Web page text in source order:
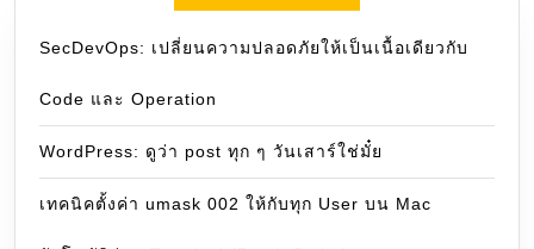
SecDevOps: เปลี่ยนความปลอดภัยให้เป็นเนื้อเดียวกับ
Code และ Operation
WordPress: ดูว่า post ทุก ๆ วันเสาร์ใช่มั๋ย
เทคนิคตั้งค่า umask 002 ให้กับทุก User บน Mac